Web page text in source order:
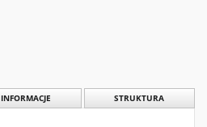
INFORMACJE STRUKTURA